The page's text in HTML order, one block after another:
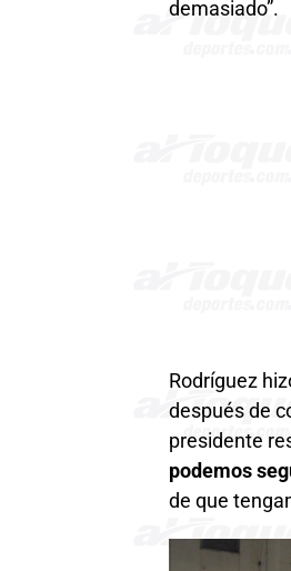
demasiado”.
Rodríguez
después de
presidente
podemos
de que